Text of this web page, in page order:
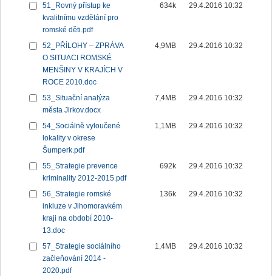
51_Rovný přístup ke
kvalitnímu vzdělání pro
romské děti.pdf
634k 29.4.2016 10:32
52_PŘÍLOHY – ZPRÁVA
O SITUACI ROMSKÉ
MENŠINY V KRAJÍCH V
ROCE 2010.doc
4,9MB 29.4.2016 10:32
53_Situační analýza
města Jirkov.docx
7,4MB 29.4.2016 10:32
54_Sociálně vyloučené
lokality v okrese
Šumperk.pdf
1,1MB 29.4.2016 10:32
55_Strategie prevence
kriminality 2012-2015.pdf
692k 29.4.2016 10:32
56_Strategie romské
inkluze v Jihomoravkém
kraji na období 2010-
13.doc
136k 29.4.2016 10:32
57_Strategie sociálního
začleňování 2014 -
2020.pdf
1,4MB 29.4.2016 10:32